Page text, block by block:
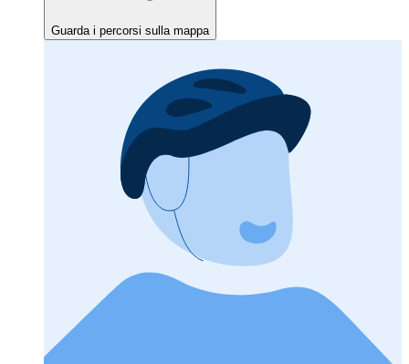
Guarda i percorsi sulla mappa